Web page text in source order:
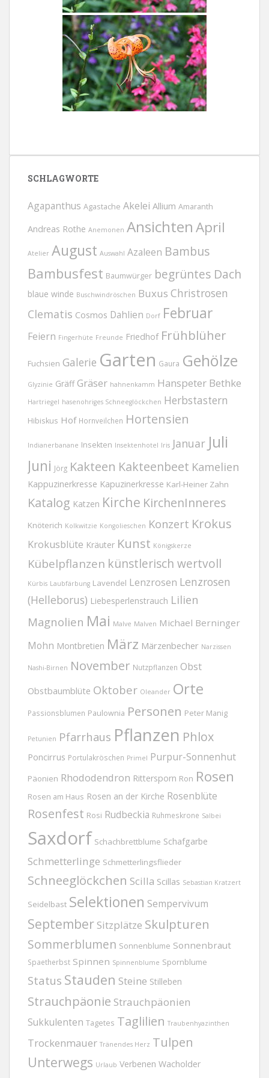
SCHLAGWORTE
Agapanthus Agastache Akelei Allium Amaranth
Andreas Rothe Anemonen AnsichtenApril
Atelier August Auswahl Azaleen Bambus
Bambusfest Baumwürger begrüntes Dach
blaue winde Buschwindröschen Buxus Christrosen
Clematis Cosmos Dahlien Dorf Februar
Feiern Fingerhüte Freunde Friedhof Frühblüher
Fuchsien Galerie Garten Gaura Gehölze
Glyzinie Gräff Gräser hahnenkamm Hanspeter Bethke
Hartriegel hasenohriges Schneeglöckchen Herbstastern
Hibiskus Hof Hornveilchen Hortensien
Indianerbanane Insekten Insektenhotel Iris Januar Juli
Juni Jörg Kakteen Kakteenbeet Kamelien
Kappuzinerkresse Kapuzinerkresse Karl-Heiner Zahn
Katalog Katzen Kirche KirchenInneres
Knöterich Kolkwitzie Kongolieschen Konzert Krokus
Krokusblüte Kräuter Kunst Königskerze
Kübelpflanzen künstlerisch wertvoll
Kürbis Laubfärbung Lavendel Lenzrosen Lenzrosen
(Helleborus) Liebesperlenstrauch Lilien
Magnolien Mai Malve Malven Michael Berninger
Mohn Montbretien März Märzenbecher Narzissen
Nashi-Birnen November Nutzpflanzen Obst
Obstbaumblüte Oktober Oleander Orte
Passionsblumen Paulownia Personen Peter Manig
Petunien Pfarrhaus Pflanzen Phlox
Poncirrus Portulakröschen Primel Purpur-Sonnenhut
Päonien Rhododendron Rittersporn Ron Rosen
Rosen am Haus Rosen an der Kirche Rosenblüte
Rosenfest Rosi Rudbeckia Ruhmeskrone Salbei
Saxdorf Schachbrettblume Schafgarbe
Schmetterlinge Schmetterlingsflieder
Schneeglöckchen Scilla Scillas Sebastian Kratzert
Seidelbast Selektionen Sempervivum
September Sitzplätze Skulpturen
Sommerblumen Sonnenblume Sonnenbraut
Spaetherbst Spinnen Spinnenblume Spornblume
Status Stauden Steine Stilleben
Strauchpäonie Strauchpäonien
Sukkulenten Tagetes Taglilien Traubenhyazinthen
Trockenmauer Tränendes Herz Tulpen
Unterwegs Urlaub Verbenen Wacholder